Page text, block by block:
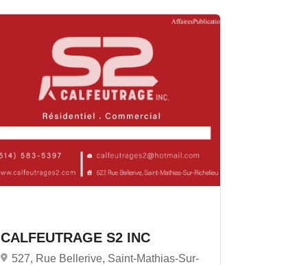
CALFEUTRAGE S2 INC
527, Rue Bellerive, Saint-Mathias-Sur-